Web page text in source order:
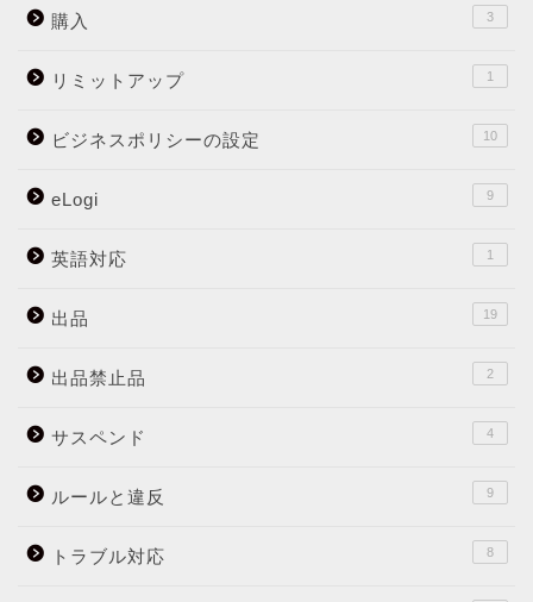
購入 3
リミットアップ 1
ビジネスポリシーの設定 10
eLogi 9
英語対応 1
出品 19
出品禁止品 2
サスペンド 4
ルールと違反 9
トラブル対応 8